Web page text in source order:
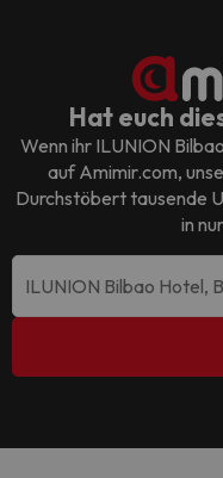
Hat euch
Wenn ihr ILUNION
auf Amimir.com,
Durchstöbert tausende
in